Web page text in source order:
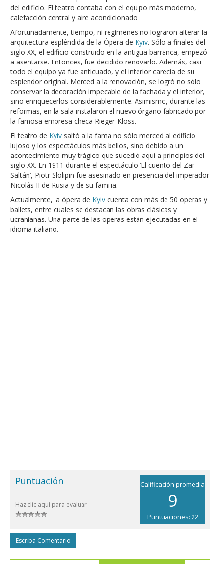
del edificio. El teatro contaba con el equipo más moderno,
calefacción central y aire acondicionado.
Afortunadamente, tiempo, ni regímenes no lograron alterar la
arquitectura espléndida de la Ópera de Kyiv. Sólo a finales del
siglo XX, el edificio construido en la antigua barranca, empezó
a asentarse. Entonces, fue decidido renovarlo. Además, casi
todo el equipo ya fue anticuado, y el interior carecía de su
esplendor original. Merced a la renovación, se logró no sólo
conservar la decoración impecable de la fachada y el interior,
sino enriquecerlos considerablemente. Asimismo, durante las
reformas, en la sala instalaron el nuevo órgano fabricado por
la famosa empresa checa Rieger-Kloss.
El teatro de Kyiv saltó a la fama no sólo merced al edificio
lujoso y los espectáculos más bellos, sino debido a un
acontecimiento muy trágico que sucedió aquí a principios del
siglo XX. En 1911 durante el espectáculo ‘El cuento del Zar
Saltán’, Piotr Slolipin fue asesinado en presencia del imperador
Nicolás II de Rusia y de su familia.
Actualmente, la ópera de Kyiv cuenta con más de 50 operas y
ballets, entre cuales se destacan las obras clásicas y
ucranianas. Una parte de las operas están ejecutadas en el
idioma italiano.
Calificación promedia
9
Puntuaciones: 22
Puntuación
Haz clic aquí para evaluar
Escriba Comentario